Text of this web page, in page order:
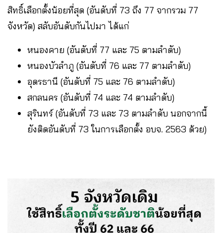
สิทธิ์เลือกตั้งน้อยที่สุด (อันดับที่ 73 ถึง 77 จากรวม 77
จังหวัด) สลับอันดับกันไปมา ได้แก่
หนองคาย (อันดับที่ 77 และ 75 ตามลำดับ)
หนองบัวลำภู (อันดับที่ 76 และ 77 ตามลำดับ)
อุดรธานี (อันดับที่ 75 และ 76 ตามลำดับ)
สกลนคร (อันดับที่ 74 และ 74 ตามลำดับ)
สุรินทร์ (อันดับที่ 73 และ 73 ตามลำดับ นอกจากนี้
ยังติดอันดับที่ 73 ในการเลือกตั้ง อบจ. 2563 ด้วย)